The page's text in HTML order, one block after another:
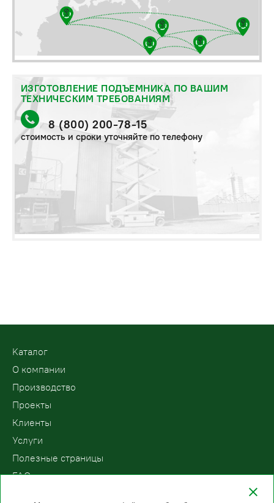
ИЗГОТОВЛЕНИЕ ПОДЪЕМНИКА ПО ВАШИМ
ТЕХНИЧЕСКИМ ТРЕБОВАНИЯМ
8 (800) 200-78-15
стоимость и сроки уточняйте по телефону
Kаталог
О компании
Производство
Проекты
Клиенты
Услуги
Полезные страницы
FAQ